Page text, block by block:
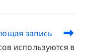
запись
используются в